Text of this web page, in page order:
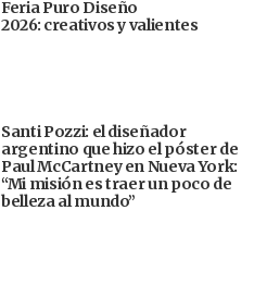
Feria Puro Diseño
2026: creativos y valientes
Santi Pozzi: el diseñador
argentino que hizo el póster de
Paul McCartney en Nueva York:
“Mi misión es traer un poco de
belleza al mundo”